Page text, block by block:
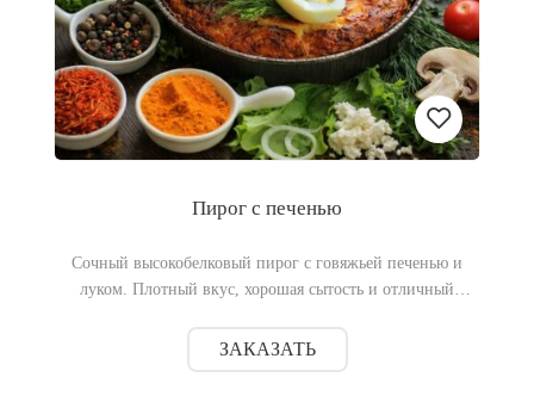
в
Пирог с печенью
Сочный высокобелковый пирог с говяжьей печенью и
луком. Плотный вкус, хорошая сытость и отличный
ЗАКАЗАТЬ